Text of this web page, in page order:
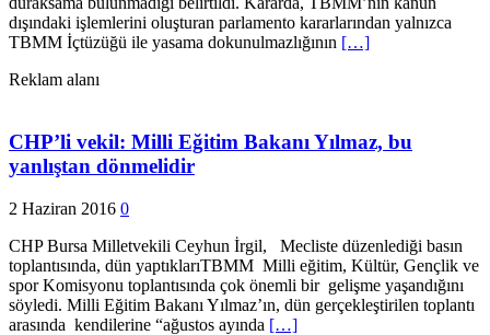
dışındaki işlemlerini oluşturan parlamento kararlarından yalnızca
TBMM İçtüzüğü ile yasama dokunulmazlığının […]
Reklam alanı
CHP’li vekil: Milli Eğitim Bakanı Yılmaz, bu
yanlıştan dönmelidir
2 Haziran 2016 0
CHP Bursa Milletvekili Ceyhun İrgil, Mecliste düzenlediği basın
toplantısında, dün yaptıklarıTBMM Milli eğitim, Kültür, Gençlik ve
spor Komisyonu toplantısında çok önemli bir gelişme yaşandığını
söyledi. Milli Eğitim Bakanı Yılmaz’ın, dün gerçekleştirilen toplantı
arasında kendilerine “ağustos ayında […]